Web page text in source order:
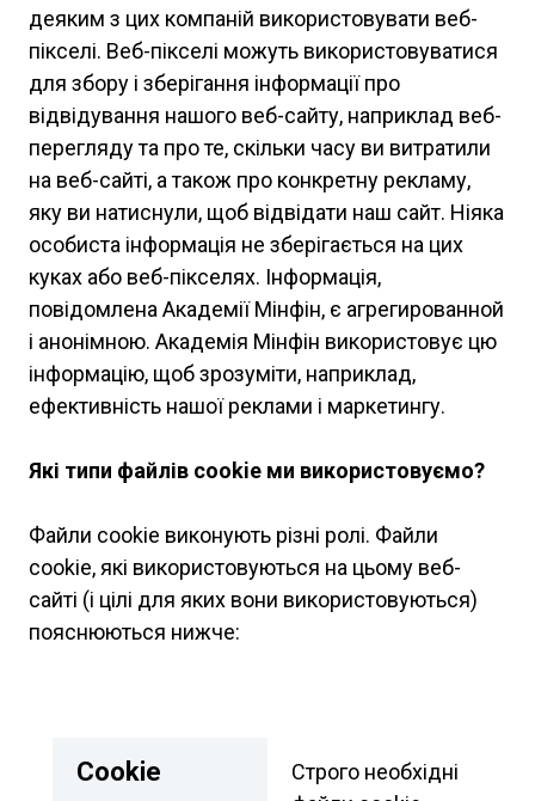
деяким з цих компаній використовувати веб-
пікселі. Веб-пікселі можуть використовуватися
для збору і зберігання інформації про
відвідування нашого веб-сайту, наприклад веб-
перегляду та про те, скільки часу ви витратили
на веб-сайті, а також про конкретну рекламу,
яку ви натиснули, щоб відвідати наш сайт. Ніяка
особиста інформація не зберігається на цих
куках або веб-пікселях. Інформація,
повідомлена Академії Мінфін, є агрегированной
і анонімною. Академія Мінфін використовує цю
інформацію, щоб зрозуміти, наприклад,
ефективність нашої реклами і маркетингу.
Які типи файлів cookie ми використовуємо?
Файли cookie виконують різні ролі. Файли
cookie, які використовуються на цьому веб-
сайті (і цілі для яких вони використовуються)
пояснюються нижче:
Сookie
Строго необхідні